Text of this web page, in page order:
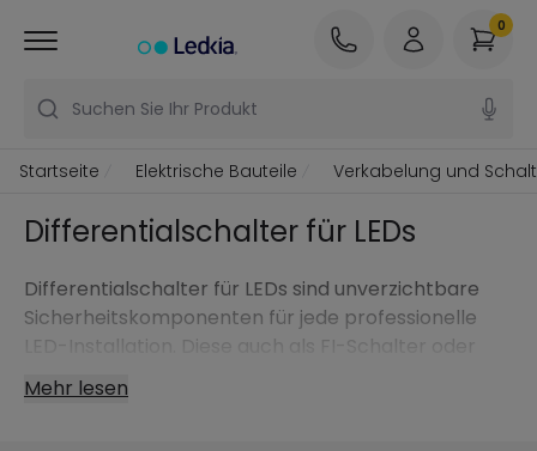
Suchen Sie Ihr Produkt
0
Startseite Elektrische Bauteile Verkabelung und
Differentialschalter für LEDs
Differentialschalter für LEDs sind unverzichtbare
Sicherheitskomponenten für jede professionelle
LED-Installation. Diese auch als FI-Schalter oder
Fehlerstromschutzschalter bekannten Geräte
schützen vor gefährlichen Fehlerströmen und
Mehr lesen